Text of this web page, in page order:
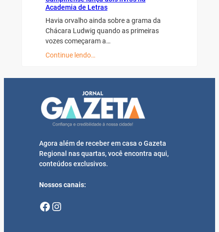
Academia de Letras
Havia orvalho ainda sobre a grama da
Chácara Ludwig quando as primeiras
vozes começaram a…
Continue lendo…
Agora além de receber em casa o Gazeta
Regional nas quartas, você encontra aqui,
conteúdos exclusivos.
Nossos canais:
Facebook Instagram